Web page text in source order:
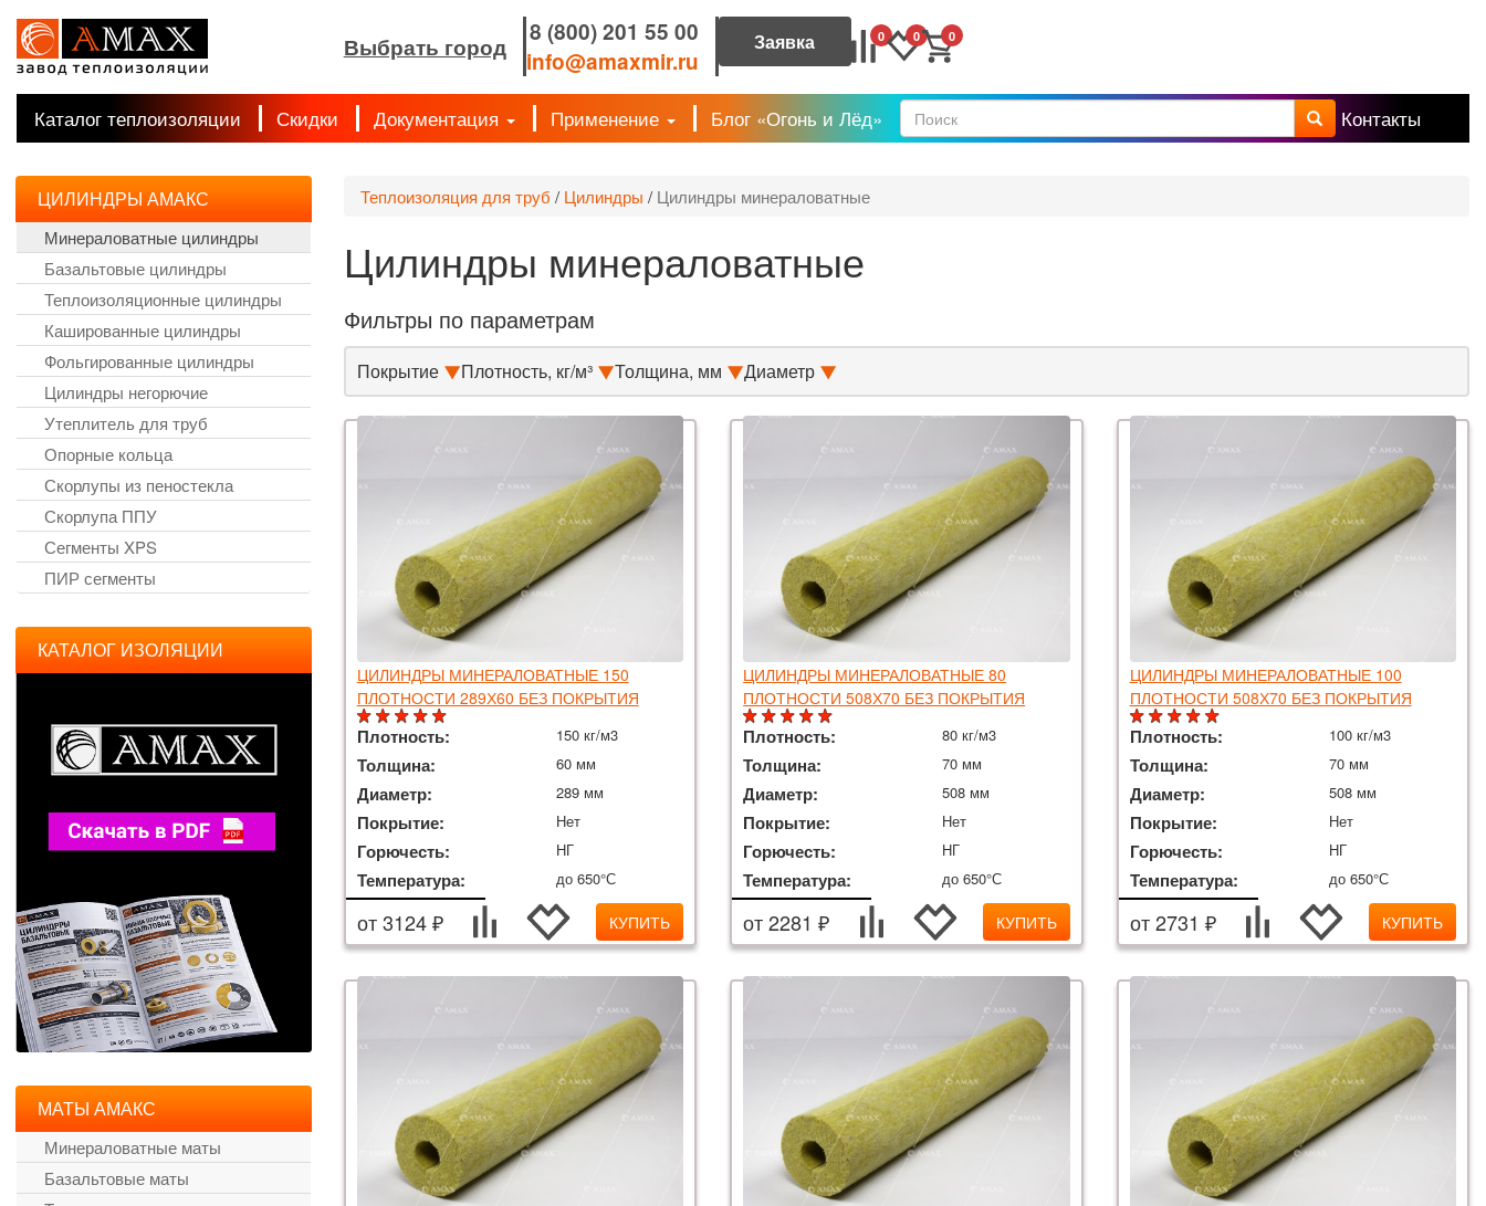
Выбрать город
8 (800) 201 55 00
info@amaxmir.ru
0 0 0
Каталог теплоизоляции Скидки Документация Применение Блог «Огонь и Лёд» Форма поиска Контакты
Теплоизоляция для труб / Цилиндры / Цилиндры минераловатные
Цилиндры минераловатные
Фильтры по параметрам
Покрытие Плотность, кг/м³ Толщина, мм Диаметр
ЦИЛИНДРЫ МИНЕРАЛОВАТНЫЕ 150
ПЛОТНОСТИ 289Х60 БЕЗ ПОКРЫТИЯ
Плотность: 150 кг/м3
Толщина: 60 мм
Диаметр: 289 мм
Покрытие: Нет
Горючесть: НГ
Температура: до 650°С
от 3124 ₽ КУПИТЬ
ЦИЛИНДРЫ МИНЕРАЛОВАТНЫЕ 80
ПЛОТНОСТИ 508Х70 БЕЗ ПОКРЫТИЯ
Плотность: 80 кг/м3
Толщина: 70 мм
Диаметр: 508 мм
Покрытие: Нет
Горючесть: НГ
Температура: до 650°С
от 2281 ₽ КУПИТЬ
ЦИЛИНДРЫ МИНЕРАЛОВАТНЫЕ 100
ПЛОТНОСТИ 508Х70 БЕЗ ПОКРЫТИЯ
Плотность: 100 кг/м3
Толщина: 70 мм
Диаметр: 508 мм
Покрытие: Нет
Горючесть: НГ
Температура: до 650°С
от 2731 ₽ КУПИТЬ
ЦИЛИНДРЫ АМАКС
Минераловатные цилиндры
Базальтовые цилиндры
Теплоизоляционные цилиндры
Кашированные цилиндры
Фольгированные цилиндры
Цилиндры негорючие
Утеплитель для труб
Опорные кольца
Скорлупы из пеностекла
Скорлупа ППУ
Сегменты XPS
ПИР сегменты
КАТАЛОГ ИЗОЛЯЦИИ
МАТЫ АМАКС
Минераловатные маты
Базальтовые маты